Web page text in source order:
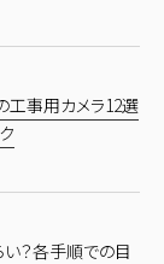
工事用カメラ12選
？各手順での目